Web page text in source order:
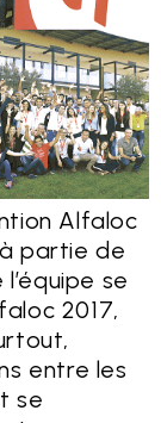
Alfaloc
partie de
se
2017,
entre les
se